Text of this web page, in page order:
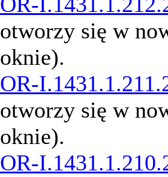
otworzy się w
oknie).
OR-
otworzy się w
oknie).
OR-